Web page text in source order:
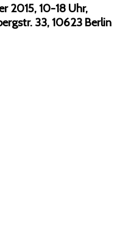
2015, 10-18 Uhr,
33, 10623 Berlin